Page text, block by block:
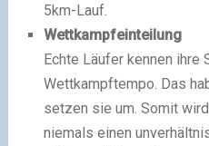
5km-Lauf.
Wettkampfeinteilung
Echte Läufer kennen ihre
Wettkampftempo. Das
setzen sie um. Somit
niemals einen